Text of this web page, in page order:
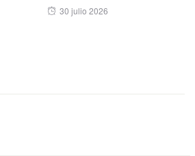
Posted
30 julio 2026